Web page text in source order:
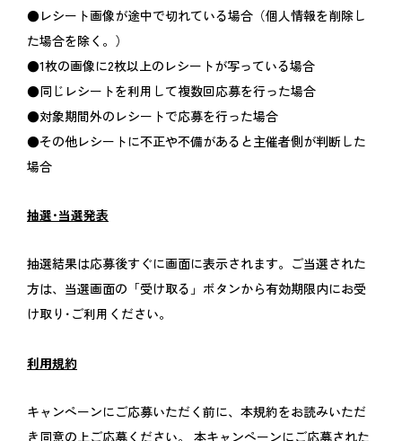
●レシート画像が途中で切れている場合（個人情報を削除し
た場合を除く。）
●1枚の画像に2枚以上のレシートが写っている場合
●同じレシートを利用して複数回応募を行った場合
●対象期間外のレシートで応募を行った場合
●その他レシートに不正や不備があると主催者側が判断した
場合
抽選･当選発表
抽選結果は応募後すぐに画面に表示されます。ご当選された
方は、当選画面の「受け取る」ボタンから有効期限内にお受
け取り･ご利用ください。
利用規約
キャンペーンにご応募いただく前に、本規約をお読みいただ
き同意の上ご応募ください。 本キャンペーンにご応募された